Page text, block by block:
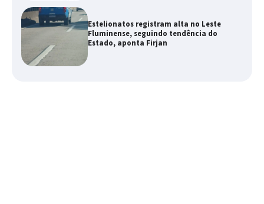
Estelionatos registram alta no Leste
Fluminense, seguindo tendência do
Estado, aponta Firjan